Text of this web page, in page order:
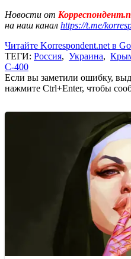
Новости от
на наш канал https://t.me/
Читайте Korrespondent.net в
ТЕГИ: Россия, Украина,
С-400
Если вы заметили ошибку,
нажмите Ctrl+Enter, чтобы